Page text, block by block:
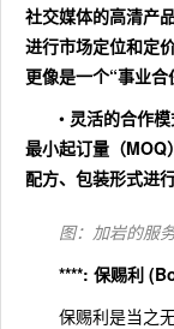
社交媒体的高清产
进行市场定位和定
更像是一个“事业合
• 灵活的合作
最小起订量（MOQ）
配方、包装形式进
图：加岩的服
****: 保赐利
保赐利是当之